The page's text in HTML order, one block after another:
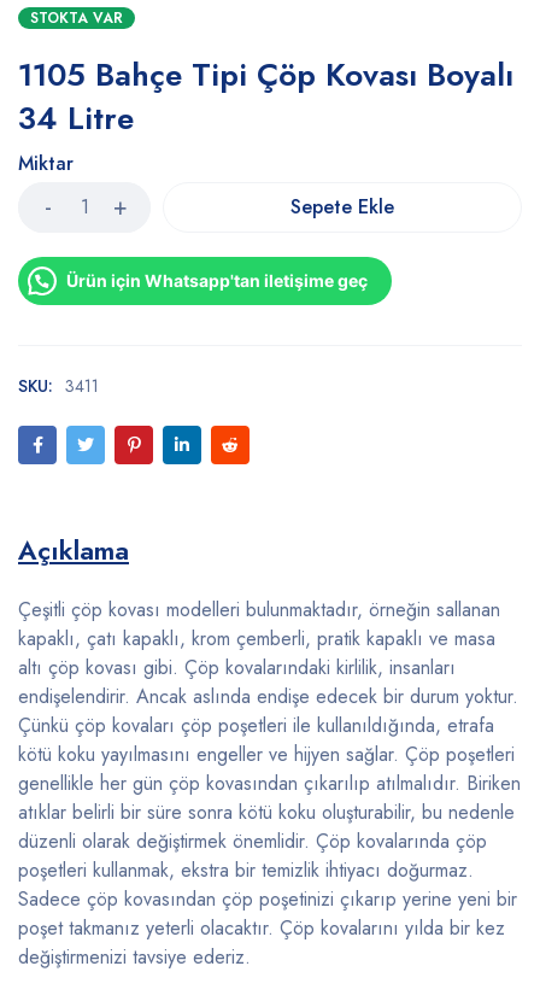
STOKTA VAR
1105 Bahçe Tipi Çöp Kovası Boyalı
34 Litre
Miktar
Sepete Ekle
Ürün için Whatsapp'tan iletişime geç
SKU: 3411
Açıklama
Çeşitli çöp kovası modelleri bulunmaktadır, örneğin sallanan
kapaklı, çatı kapaklı, krom çemberli, pratik kapaklı ve masa
altı çöp kovası gibi. Çöp kovalarındaki kirlilik, insanları
endişelendirir. Ancak aslında endişe edecek bir durum yoktur.
Çünkü çöp kovaları çöp poşetleri ile kullanıldığında, etrafa
kötü koku yayılmasını engeller ve hijyen sağlar. Çöp poşetleri
genellikle her gün çöp kovasından çıkarılıp atılmalıdır. Biriken
atıklar belirli bir süre sonra kötü koku oluşturabilir, bu nedenle
düzenli olarak değiştirmek önemlidir. Çöp kovalarında çöp
poşetleri kullanmak, ekstra bir temizlik ihtiyacı doğurmaz.
Sadece çöp kovasından çöp poşetinizi çıkarıp yerine yeni bir
poşet takmanız yeterli olacaktır. Çöp kovalarını yılda bir kez
değiştirmenizi tavsiye ederiz.